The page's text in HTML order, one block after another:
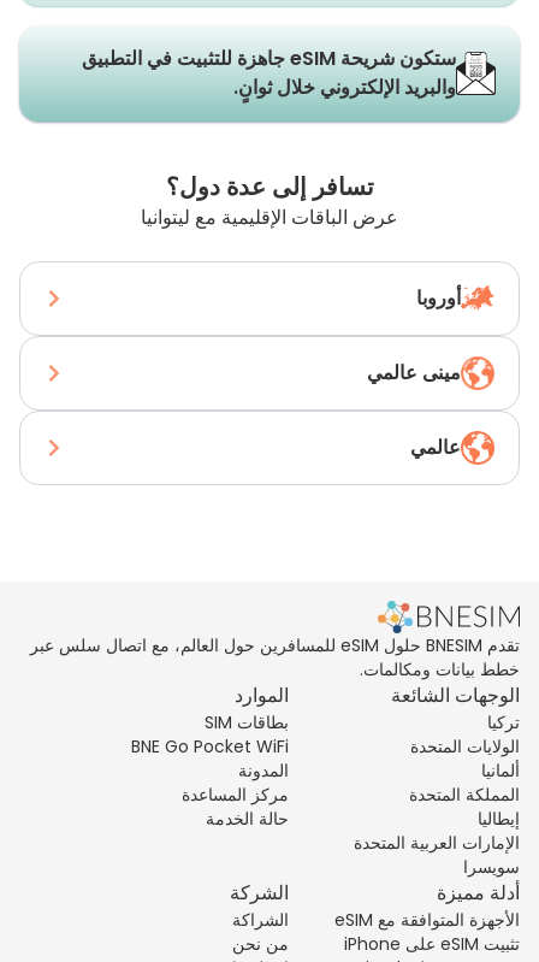
ستكون شريحة eSIM جاهزة للتثبيت في التطبيق
والبريد الإلكتروني خلال ثوانٍ.
تسافر إلى عدة دول؟
عرض الباقات الإقليمية مع ليتوانيا
أوروبا
مينى عالمي
عالمي
تقدم BNESIM حلول eSIM للمسافرين حول العالم، مع اتصال سلس عبر
خطط بيانات ومكالمات.
الوجهات الشائعة
تركيا
الولايات المتحدة
ألمانيا
المملكة المتحدة
إيطاليا
الإمارات العربية المتحدة
سويسرا
الموارد
بطاقات SIM
BNE Go Pocket WiFi
المدونة
مركز المساعدة
حالة الخدمة
أدلة مميزة
الأجهزة المتوافقة مع eSIM
تثبيت eSIM على iPhone
الشركة
الشراكة
من نحن